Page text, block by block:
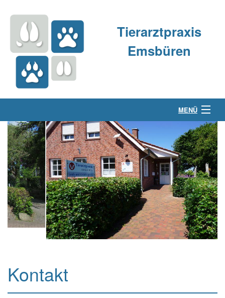
Tierarztpraxis
Emsbüren
MENÜ
Über uns
Kleintierpraxis
Großtierpraxis
Kontakt & Anfahrt
Kontakt